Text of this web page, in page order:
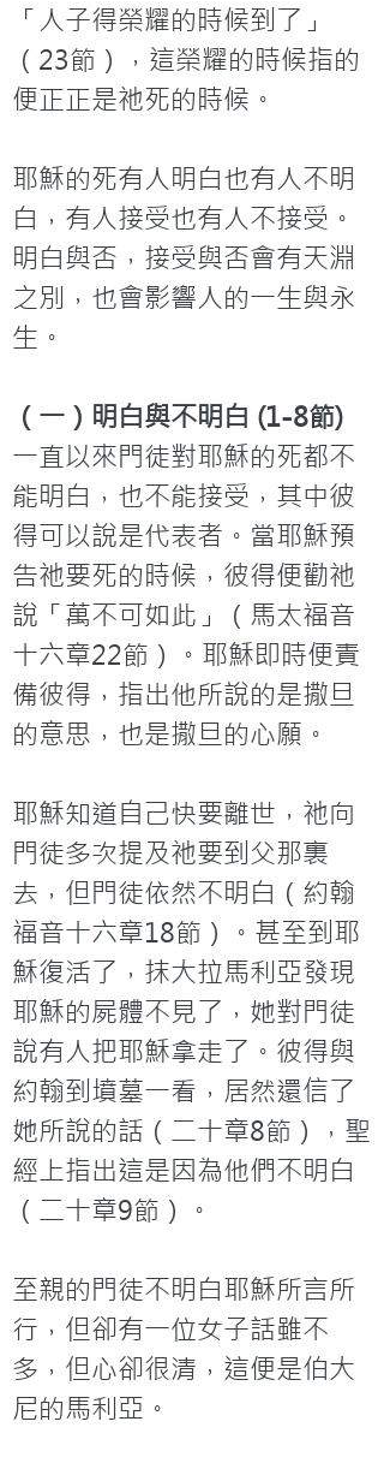
「人子得榮耀的時候到了」
（23節），這榮耀的時候指的
便正正是祂死的時候。
耶穌的死有人明白也有人不明
白，有人接受也有人不接受。
明白與否，接受與否會有天淵
之別，也會影響人的一生與永
生。
（一）明白與不明白 (1-8節)
一直以來門徒對耶穌的死都不
能明白，也不能接受，其中彼
得可以說是代表者。當耶穌預
告祂要死的時候，彼得便勸祂
說「萬不可如此」（馬太福音
十六章22節）。耶穌即時便責
備彼得，指出他所說的是撒旦
的意思，也是撒旦的心願。
耶穌知道自己快要離世，祂向
門徒多次提及祂要到父那裏
去，但門徒依然不明白（約翰
福音十六章18節）。甚至到耶
穌復活了，抹大拉馬利亞發現
耶穌的屍體不見了，她對門徒
說有人把耶穌拿走了。彼得與
約翰到墳墓一看，居然還信了
她所說的話（二十章8節），聖
經上指出這是因為他們不明白
（二十章9節）。
至親的門徒不明白耶穌所言所
行，但卻有一位女子話雖不
多，但心卻很清，這便是伯大
尼的馬利亞。